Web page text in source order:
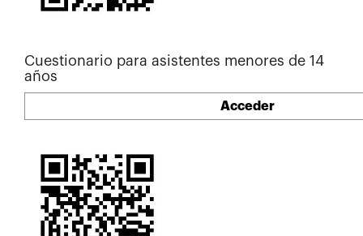
Cuestionario para asistentes menores de 14
años
Acceder